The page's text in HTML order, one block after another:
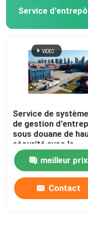
Service de
Service
Service de
de gestion
sous douane de
sécurité avec le
système d'ERP
meilleur prix
Contact